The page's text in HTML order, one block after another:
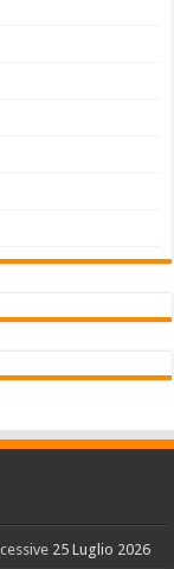
25 Luglio 2026